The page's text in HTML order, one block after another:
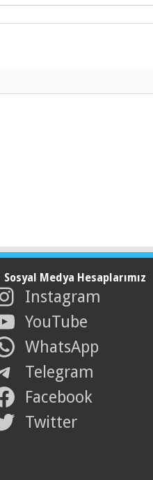
Sosyal Medya Hesaplarımız
Instagram
YouTube
WhatsApp
Telegram
Facebook
Twitter